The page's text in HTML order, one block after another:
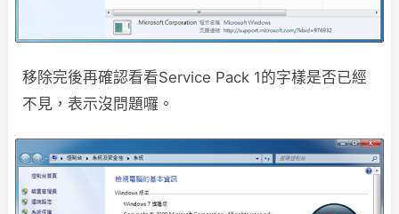
移除完後再確認看看Service Pack 1的字樣是否已經
不見，表示沒問題囉。